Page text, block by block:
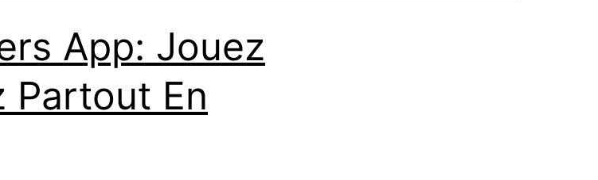
App: Jouez
Partout En